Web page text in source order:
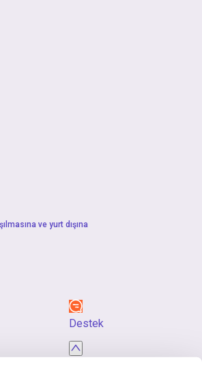
ve yurt dışına
Destek